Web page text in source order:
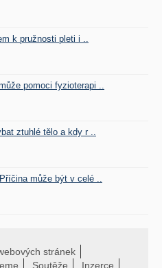
k pružnosti pleti i ..
pomoci fyzioterapi ..
ztuhlé tělo a kdy r ..
může být v celé ..
stránek
Soutěže Inzerce